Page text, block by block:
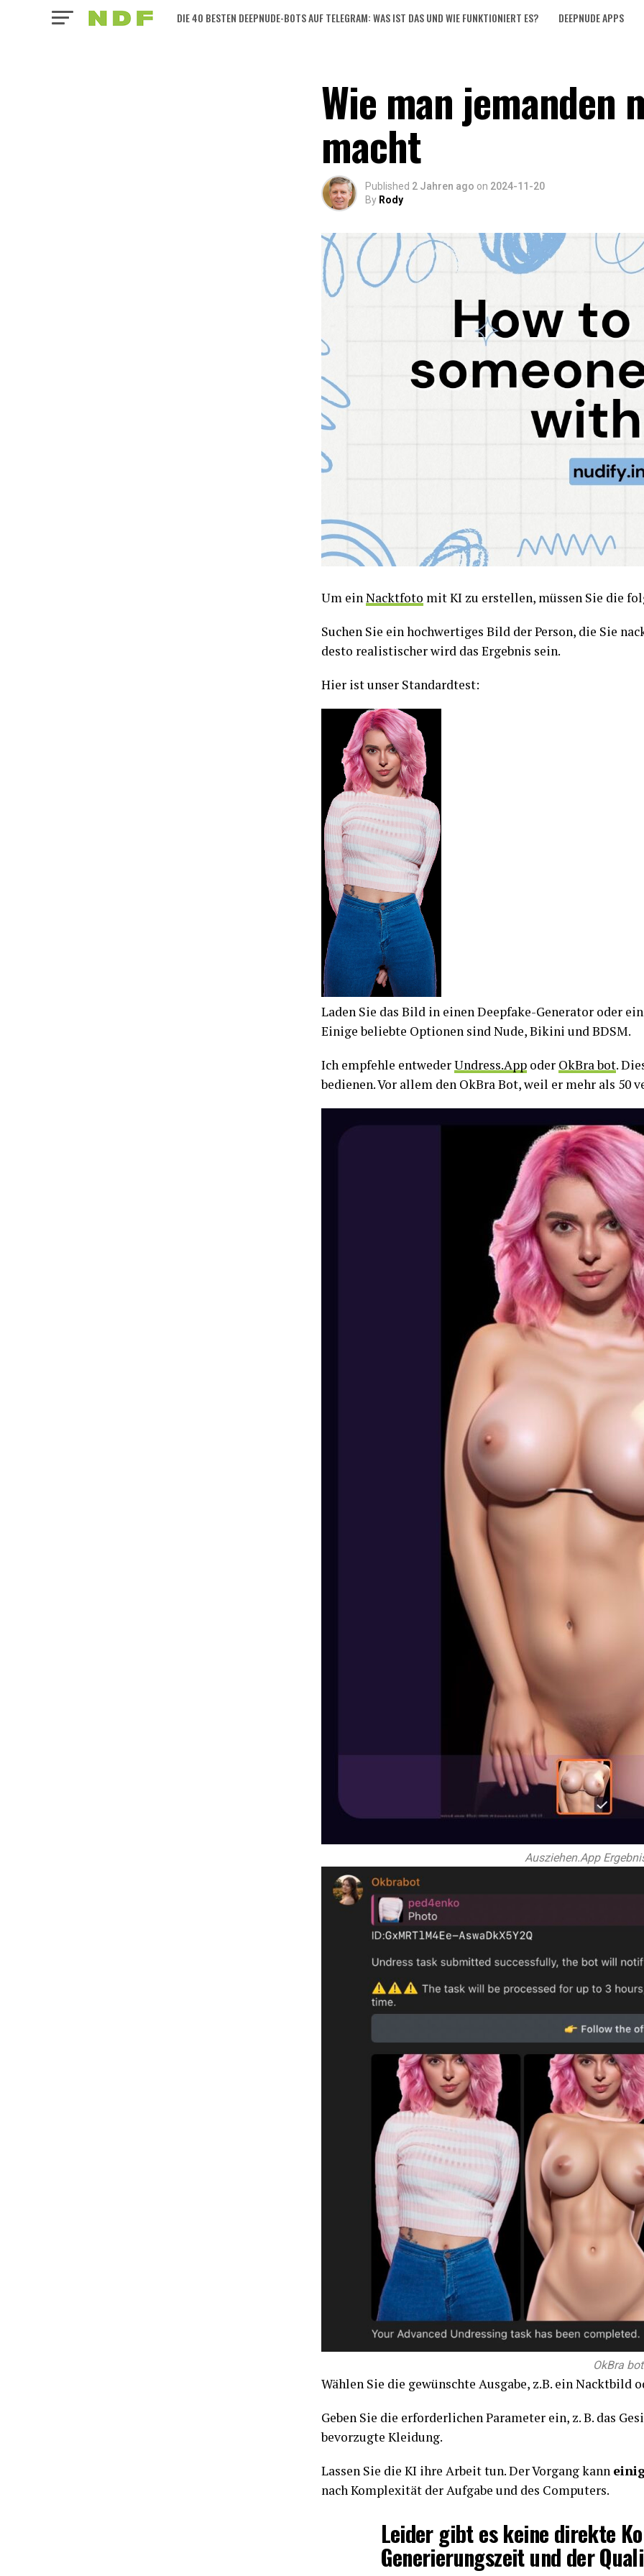
DIE 40 BESTEN DEEPNUDE-BOTS AUF TELEGRAM: WAS IST DAS UND WIE FUNKTIONIERT ES? DEEPNUDE APPS
Wie man jemanden
macht
Published 2 Jahren ago on 2024-11-20
By Rody
Um einNacktfoto mit KI zu erstellen, müssen Sie die
Suchen Sie ein hochwertiges Bild der Person, die Sie
desto realistischer wird das Ergebnis sein.
Hier ist unser Standardtest:
Laden Sie das Bild in einen Deepfake-Generator oder
Einige beliebte Optionen sind Nude, Bikini und BDSM.
Ich empfehle entwederUndress.App oder OkBra bot.
bedienen. Vor allem den OkBra Bot, weil er mehr als 50
Ausziehen.App
OkBra bot
Wählen Sie die gewünschte Ausgabe, z.B. ein Nacktbild
Geben Sie die erforderlichen Parameter ein, z. B. das
bevorzugte Kleidung.
Lassen Sie die KI ihre Arbeit tun. Der Vorgang kann
nach Komplexität der Aufgabe und des Computers.
Leider gibt es keine direkte
Generierungszeit und der